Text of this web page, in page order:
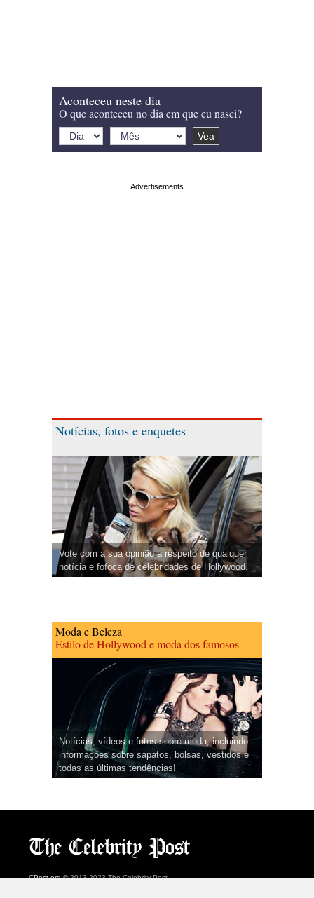
Aconteceu neste dia
O que aconteceu no dia em que eu nasci?
Notícias, fotos e enquetes
Vote com a sua opinião a respeito de qualquer
notícia e fofoca de celebridades de Hollywood.
Moda e Beleza
Estilo de Hollywood e moda dos famosos
Notícias, vídeos e fotos sobre moda, incluindo
informações sobre sapatos, bolsas, vestidos e
todas as últimas tendências!
CPost.org© 2013-2023 The Celebrity Post.